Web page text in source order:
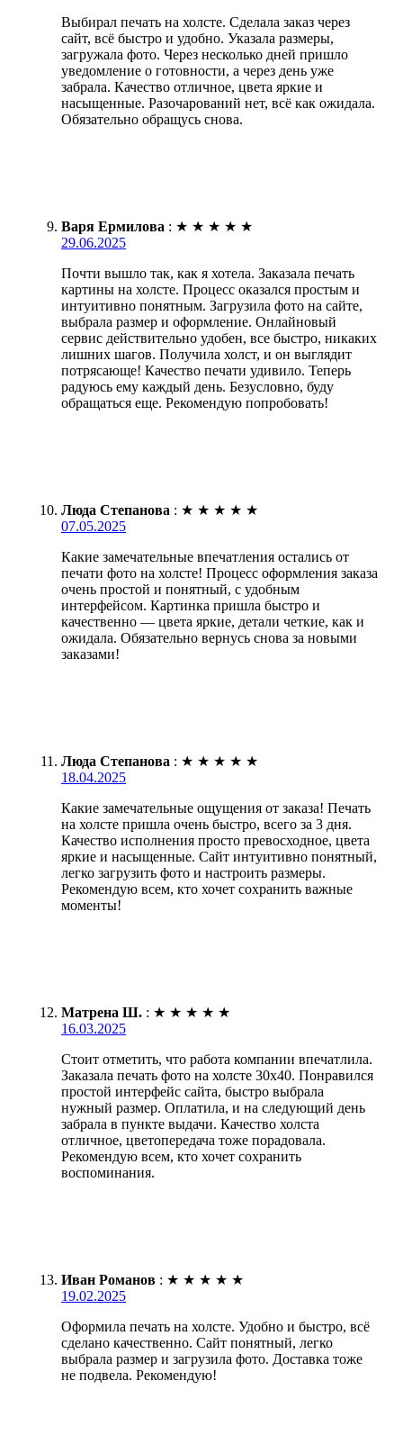
Выбирал печать на холсте. Сделала заказ через
сайт, всё быстро и удобно. Указала размеры,
загружала фото. Через несколько дней пришло
уведомление о готовности, а через день уже
забрала. Качество отличное, цвета яркие и
насыщенные. Разочарований нет, всё как ожидала.
Обязательно обращусь снова.
Варя Ермилова : ★ ★ ★ ★ ★
29.06.2025
Почти вышло так, как я хотела. Заказала печать
картины на холсте. Процесс оказался простым и
интуитивно понятным. Загрузила фото на сайте,
выбрала размер и оформление. Онлайновый
сервис действительно удобен, все быстро, никаких
лишних шагов. Получила холст, и он выглядит
потрясающе! Качество печати удивило. Теперь
радуюсь ему каждый день. Безусловно, буду
обращаться еще. Рекомендую попробовать!
Люда Степанова : ★ ★ ★ ★ ★
07.05.2025
Какие замечательные впечатления остались от
печати фото на холсте! Процесс оформления заказа
очень простой и понятный, с удобным
интерфейсом. Картинка пришла быстро и
качественно — цвета яркие, детали четкие, как и
ожидала. Обязательно вернусь снова за новыми
заказами!
Люда Степанова : ★ ★ ★ ★ ★
18.04.2025
Какие замечательные ощущения от заказа! Печать
на холсте пришла очень быстро, всего за 3 дня.
Качество исполнения просто превосходное, цвета
яркие и насыщенные. Сайт интуитивно понятный,
легко загрузить фото и настроить размеры.
Рекомендую всем, кто хочет сохранить важные
моменты!
Матрена Ш. : ★ ★ ★ ★ ★
16.03.2025
Стоит отметить, что работа компании впечатлила.
Заказала печать фото на холсте 30х40. Понравился
простой интерфейс сайта, быстро выбрала
нужный размер. Оплатила, и на следующий день
забрала в пункте выдачи. Качество холста
отличное, цветопередача тоже порадовала.
Рекомендую всем, кто хочет сохранить
воспоминания.
Иван Романов : ★ ★ ★ ★ ★
19.02.2025
Оформила печать на холсте. Удобно и быстро, всё
сделано качественно. Сайт понятный, легко
выбрала размер и загрузила фото. Доставка тоже
не подвела. Рекомендую!